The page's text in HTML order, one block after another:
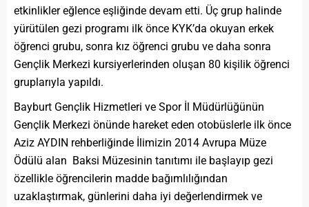
etkinlikler eğlence eşliğinde devam etti. Üç grup halinde
yürütülen gezi programı ilk önce KYK’da okuyan erkek
öğrenci grubu, sonra kız öğrenci grubu ve daha sonra
Gençlik Merkezi kursiyerlerinden oluşan 80 kişilik öğrenci
gruplarıyla yapıldı.
Bayburt Gençlik Hizmetleri ve Spor İl Müdürlüğünün
Gençlik Merkezi önünde hareket eden otobüslerle ilk önce
Aziz AYDIN rehberliğinde İlimizin 2014 Avrupa Müze
Ödülü alan Baksi Müzesinin tanıtımı ile başlayıp gezi
özellikle öğrencilerin madde bağımlılığından
uzaklaştırmak, günlerini daha iyi değerlendirmek ve